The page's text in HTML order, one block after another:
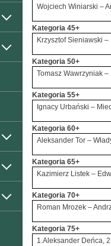
Wojciech Winiarski –
Kategoria 45+
Krzysztof Sieniawski –
Kategoria 50+
Tomasz Wawrzyniak
Kategoria 55+
Ignacy Urbański –
Kategoria 60+
Aleksander Tor –
Kategoria 65+
Kazimierz Listek –
Kategoria 70+
Roman Mrozek –
Kategoria 75+
1.Aleksander Deńca,